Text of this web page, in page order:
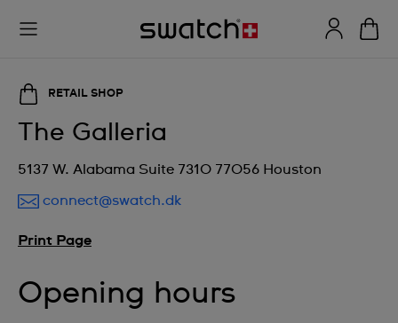
RETAIL SHOP
The Galleria
5137 W. Alabama Suite 7310 77056 Houston
connect@swatch.dk
Print Page
Opening hours